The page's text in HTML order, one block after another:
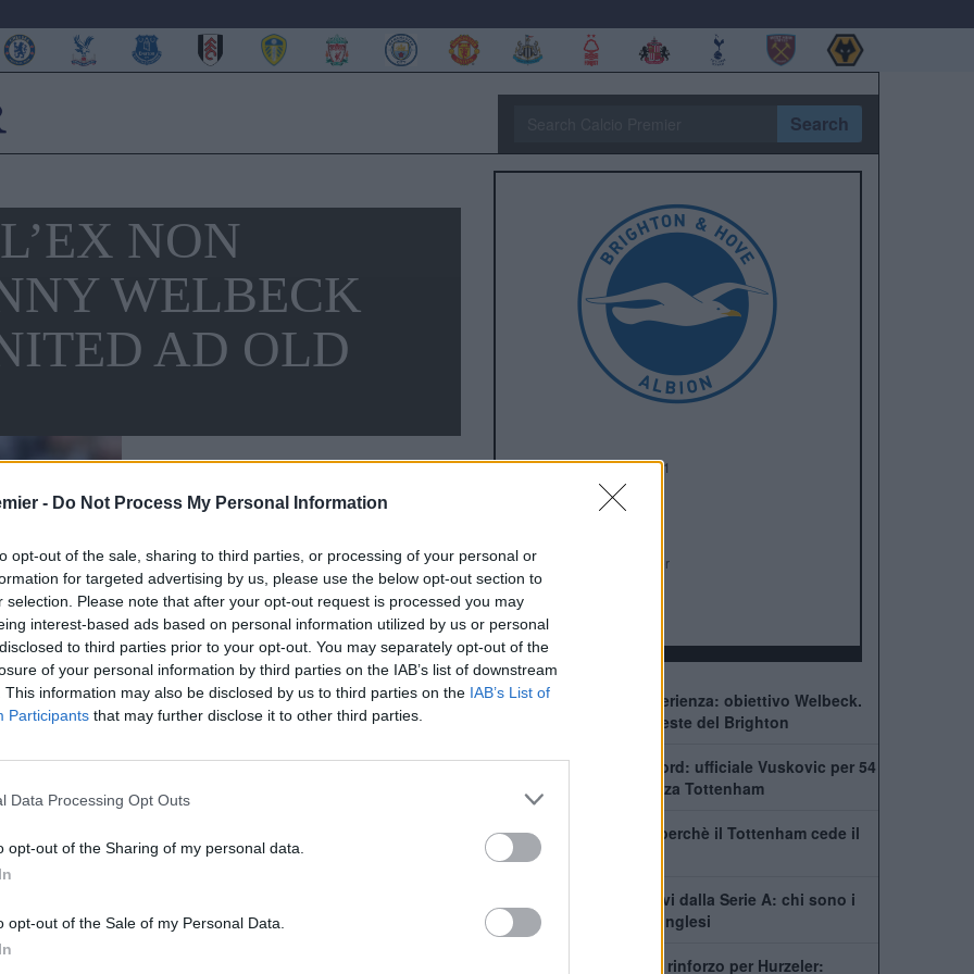
- Do Not Process My Personal Information
opt-out of the sale, sharing to third parties, or processing of your personal or
for targeted advertising by us, please use the below opt-out section to
selection. Please note that after your opt-out request is processed you may
interest-based ads based on personal information utilized by us or personal
to third parties prior to your opt-out. You may separately opt-out of the
of your personal information by third parties on the IAB’s list of downstream
This information may also be disclosed by us to third parties on the IAB’s List of
Participants that may further disclose it to other third parties.
Data Processing Opt Outs
opt-out of the Sharing of my personal data.
opt-out of the Sale of my Personal Data.
Search
NON
WELBECK
AD OLD
big e scrive un’altra pagina amara nella stagione del
Seagullsfirmano l’impresa dei trentaduesimi di finale di FA
ha vestito i panni del “giustiziere” in una notte dove
rispetto alle stelle appannate di Manchester.
Anno di Fondazione:1901
Falmer Stadium
Manager: Fabian Hurzeler
ALBO D'ORO
FA Community Shield:
Chelsea in cerca d'esperienza: obiettivo Welbeck.
La situazione e le richieste del Brighton
Brighton, colpo da record: ufficiale Vuskovic per 54
milioni. Maxi plusvalenza Tottenham
Vuskovic al Brighton: perchè il Tottenham cede il
suo gioiello?
Brighton, nuovi obiettivi dalla Serie A: chi sono i
giocatori seguiti dagli inglesi
Brighton, ecco il primo rinforzo per Hurzeler: